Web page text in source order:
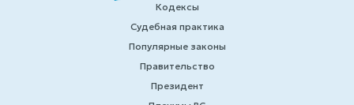
Кодексы
Судебная практика
Популярные законы
Правительство
Президент